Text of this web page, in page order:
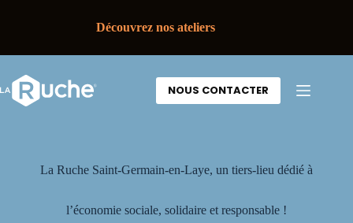
Découvrez nos ateliers
NOUS CONTACTER
La Ruche Saint-Germain-en-Laye, un tiers-lieu dédié à
l’économie sociale, solidaire et responsable !